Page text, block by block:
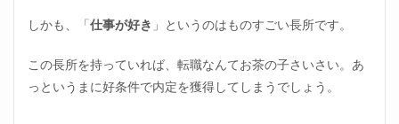
いい
嫌わ
れて
もい
しかも、「仕事が好き 」というのはものすごい長所です。
この長所を持っていれば、転職なんてお茶の子さいさい。あ
っというまに好条件で内定を獲得してしまうでしょう。